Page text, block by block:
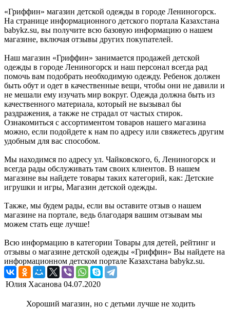
«Гриффин» магазин детской одежды в городе Лениногорск.
На странице информационного детского портала Казахстана
babykz.su, вы получите всю базовую информацию о нашем
магазине, включая отзывы других покупателей.
Наш магазин «Гриффин» занимается продажей детской
одежды в городе Лениногорск и наш персонал всегда рад
помочь вам подобрать необходимую одежду. Ребенок должен
быть обут и одет в качественные вещи, чтобы они не давили и
не мешали ему изучать мир вокруг. Одежда должна быть из
качественного материала, который не вызывал бы
раздражения, а также не страдал от частых стирок.
Ознакомиться с ассортиментом товаров нашего магазина
можно, если подойдете к нам по адресу или свяжетесь другим
удобным для вас способом.
Мы находимся по адресу ул. Чайковского, 6, Лениногорск и
всегда рады обслуживать там своих клиентов. В нашем
магазине вы найдете товары таких категорий, как: Детские
игрушки и игры, Магазин детской одежды.
Также, мы будем рады, если вы оставите отзыв о нашем
магазине на портале, ведь благодаря вашим отзывам мы
можем стать еще лучше!
Всю информацию в категории Товары для детей, рейтинг и
отзывы о магазине детской одежды «Гриффин» Вы найдете на
информационном детском портале Казахстана babykz.su.
Юлия Хасанова 04.07.2020
Хороший магазин, но с детьми лучше не ходить